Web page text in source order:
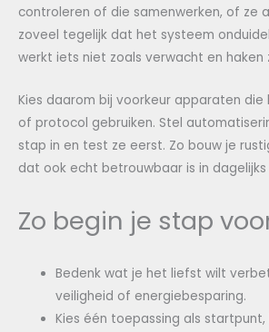
controleren of die samenwerken, of ze
zoveel tegelijk dat het systeem
werkt iets niet zoals verwacht en haken
Kies daarom bij voorkeur apparaten
of protocol gebruiken. Stel
stap in en test ze eerst. Zo bouw je
dat ook echt betrouwbaar is in dagelijks
Zo begin je stap
Bedenk wat je het liefst wilt
veiligheid of energiebesparing.
Kies één toepassing als